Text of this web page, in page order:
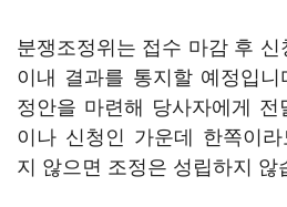
분쟁조정위는 접수 마감 후
이내 결과를 통지할 예정입
정안을 마련해 당사자에게
이나 신청인 가운데 한쪽이라
지 않으면 조정은 성립하지 않